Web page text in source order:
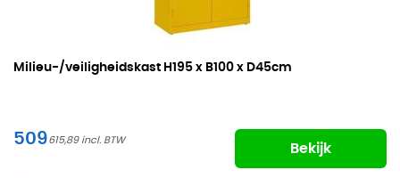
Milieu-/veiligheidskast H195 x B100 x D45cm
509615,89
Bekijk